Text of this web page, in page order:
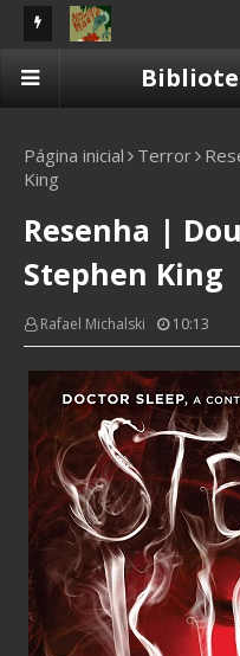
Página inicial Terror
King
Resenha |
Stephen King
Rafael Michalski 10:13